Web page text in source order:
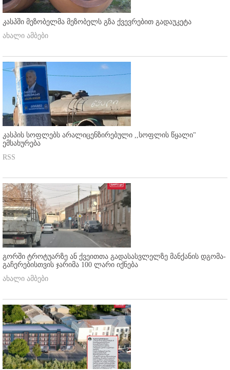
კასპში მეზობელმა მეზობელს გზა ქვევრებით გადაუკეტა
ახალი ამბები
კასპის სოფლებს არალიცენზირებული ,,სოფლის წყალი"
ემსახურება
RSS
გორში ტროტუარზე ან ქვეითთა გადასასვლელზე მანქანის დგომა-
გაჩერებისთვის ჯარიმა 100 ლარი იქნება
ახალი ამბები